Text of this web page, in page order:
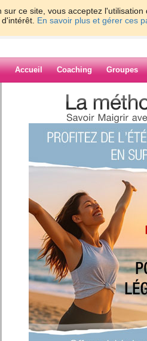
sur ce site, vous acceptez
En savoir plus et gérer ces
Accueil Coaching Groupes
> > le défi est
Blog de grib
le défi est lancé !!!